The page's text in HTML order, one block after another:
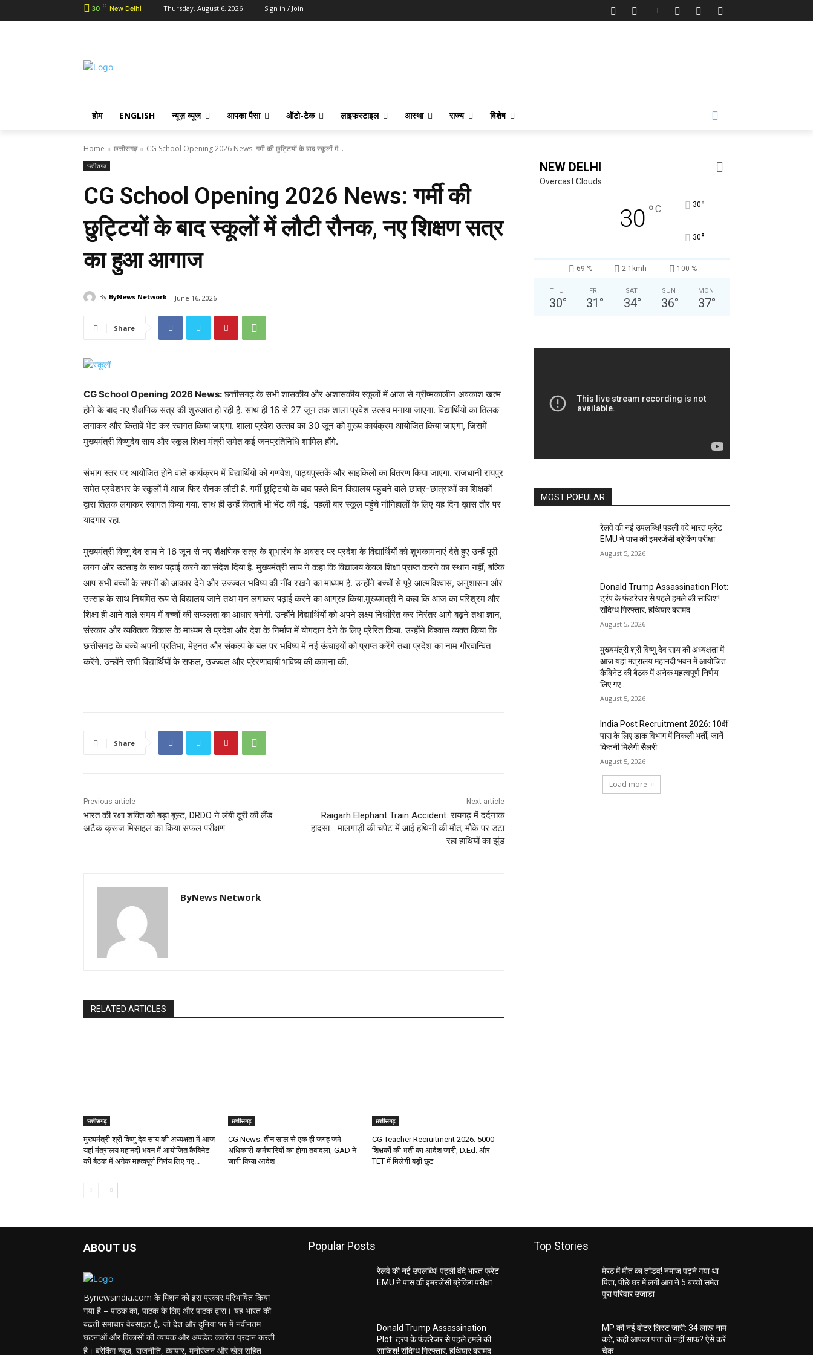
30 C New Delhi Thursday, August 6, 2026 Sign in / Join
होम ENGLISH न्यूज़ व्यूज आपका पैसा ऑटो-टेक लाइफस्टाइल आस्था राज्य विशेष
Home छत्तीसगढ़ CG School Opening 2026 News: गर्मी की छुट्टियों के बाद स्कूलों में...
छत्तीसगढ़
CG School Opening 2026 News: गर्मी की
छुट्टियों के बाद स्कूलों में लौटी रौनक, नए शिक्षण सत्र
का हुआ आगाज
By ByNews Network June 16, 2026
Share
CG School Opening 2026 News:छत्तीसगढ़ के सभी शासकीय और अशासकीय स्कूलों में आज से ग्रीष्मकालीन अवकाश खत्म
होने के बाद नए शैक्षणिक सत्र की शुरुआत हो रही है. साथ ही 16 से 27 जून तक शाला प्रवेश उत्सव मनाया जाएगा. विद्यार्थियों का तिलक
लगाकर और किताबें भेंट कर स्वागत किया जाएगा. शाला प्रवेश उत्सव का 30 जून को मुख्य कार्यक्रम आयोजित किया जाएगा, जिसमें
मुख्यमंत्री विष्णुदेव साय और स्कूल शिक्षा मंत्री समेत कई जनप्रतिनिधि शामिल होंगे.
संभाग स्तर पर आयोजित होने वाले कार्यक्रम में विद्यार्थियों को गणवेश, पाठ्यपुस्तकें और साइकिलों का वितरण किया जाएगा. राजधानी रायपुर
समेत प्रदेशभर के स्कूलों में आज फिर रौनक लौटी है. गर्मी छुट्टियों के बाद पहले दिन विद्यालय पहुंचने वाले छात्र-छात्राओं का शिक्षकों
द्वारा तिलक लगाकर स्वागत किया गया. साथ ही उन्हें किताबें भी भेंट की गई. पहली बार स्कूल पहुंचे नौनिहालों के लिए यह दिन ख़ास तौर पर
यादगार रहा.
मुख्यमंत्री विष्णु देव साय ने 16 जून से नए शैक्षणिक सत्र के शुभारंभ के अवसर पर प्रदेश के विद्यार्थियों को शुभकामनाएं देते हुए उन्हें पूरी
लगन और उत्साह के साथ पढ़ाई करने का संदेश दिया है. मुख्यमंत्री साय ने कहा कि विद्यालय केवल शिक्षा प्राप्त करने का स्थान नहीं, बल्कि
आप सभी बच्चों के सपनों को आकार देने और उज्ज्वल भविष्य की नींव रखने का माध्यम है. उन्होंने बच्चों से पूरे आत्मविश्वास, अनुशासन और
उत्साह के साथ नियमित रूप से विद्यालय जाने तथा मन लगाकर पढ़ाई करने का आग्रह किया.मुख्यमंत्री ने कहा कि आज का परिश्रम और
शिक्षा ही आने वाले समय में बच्चों की सफलता का आधार बनेगी. उन्होंने विद्यार्थियों को अपने लक्ष्य निर्धारित कर निरंतर आगे बढ़ने तथा ज्ञान,
संस्कार और व्यक्तित्व विकास के माध्यम से प्रदेश और देश के निर्माण में योगदान देने के लिए प्रेरित किया. उन्होंने विश्वास व्यक्त किया कि
छत्तीसगढ़ के बच्चे अपनी प्रतिभा, मेहनत और संकल्प के बल पर भविष्य में नई ऊंचाइयों को प्राप्त करेंगे तथा प्रदेश का नाम गौरवान्वित
करेंगे. उन्होंने सभी विद्यार्थियों के सफल, उज्ज्वल और प्रेरणादायी भविष्य की कामना की.
Share
Previous article
भारत की रक्षा शक्ति को बड़ा बूस्ट, DRDO ने लंबी दूरी की लैंड
अटैक क्रूज मिसाइल का किया सफल परीक्षण
Next article
Raigarh Elephant Train Accident: रायगढ़ में दर्दनाक
हादसा… मालगाड़ी की चपेट में आई हथिनी की मौत, मौके पर डटा
रहा हाथियों का झुंड
ByNews Network
RELATED ARTICLES
छत्तीसगढ़
मुख्यमंत्री श्री विष्णु देव साय की अध्यक्षता में आज
यहां मंत्रालय महानदी भवन में आयोजित कैबिनेट
की बैठक में अनेक महत्वपूर्ण निर्णय लिए गए...
छत्तीसगढ़
CG News: तीन साल से एक ही जगह जमे
अधिकारी-कर्मचारियों का होगा तबादला, GAD ने
जारी किया आदेश
छत्तीसगढ़
CG Teacher Recruitment 2026: 5000
शिक्षकों की भर्ती का आदेश जारी, D.Ed. और
TET में मिलेगी बड़ी छूट
NEW DELHI
Overcast Clouds
30 °C 30°
30°
69 % 2.1kmh 100 %
THU
30°
FRI
31 °
SAT
34°
SUN
36°
MON
37°
MOST POPULAR
रेलवे की नई उपलब्धि! पहली वंदे भारत फ्रेट
EMU ने पास की इमरजेंसी ब्रेकिंग परीक्षा
August 5, 2026
Donald Trump Assassination Plot:
ट्रंप के फंडरेजर से पहले हमले की साजिश!
संदिग्ध गिरफ्तार, हथियार बरामद
August 5, 2026
मुख्यमंत्री श्री विष्णु देव साय की अध्यक्षता में
आज यहां मंत्रालय महानदी भवन में आयोजित
कैबिनेट की बैठक में अनेक महत्वपूर्ण निर्णय
लिए गए...
August 5, 2026
India Post Recruitment 2026: 10वीं
पास के लिए डाक विभाग में निकली भर्ती, जानें
कितनी मिलेगी सैलरी
August 5, 2026
Load more
ABOUT US
Bynewsindia.com के मिशन को इस प्रकार परिभाषित किया
गया है – पाठक का, पाठक के लिए और पाठक द्वारा। यह भारत की
बढ़ती समाचार वेबसाइट है, जो देश और दुनिया भर में नवीनतम
घटनाओं और विकासों की व्यापक और अपडेट कवरेज प्रदान करती
है। ब्रेकिंग न्यूज, राजनीति, व्यापार, मनोरंजन और खेल सहित
Popular Posts
रेलवे की नई उपलब्धि! पहली वंदे भारत फ्रेट
EMU ने पास की इमरजेंसी ब्रेकिंग परीक्षा
Donald Trump Assassination
Plot: ट्रंप के फंडरेजर से पहले हमले की
साजिश! संदिग्ध गिरफ्तार, हथियार बरामद
Top Stories
मेरठ में मौत का तांडव! नमाज पढ़ने गया था
पिता, पीछे घर में लगी आग ने 5 बच्चों समेत
पूरा परिवार उजाड़ा
MP की नई वोटर लिस्ट जारी: 34 लाख नाम
कटे, कहीं आपका पत्ता तो नहीं साफ? ऐसे करें
चेक